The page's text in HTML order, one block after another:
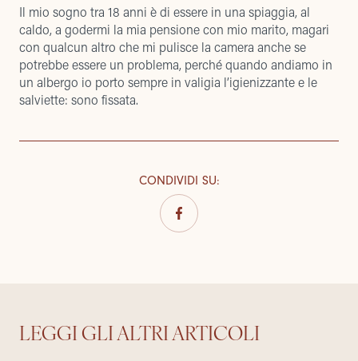
Il mio sogno tra 18 anni è di essere in una spiaggia, al
caldo, a godermi la mia pensione con mio marito, magari
con qualcun altro che mi pulisce la camera anche se
potrebbe essere un problema, perché quando andiamo in
un albergo io porto sempre in valigia l’igienizzante e le
salviette: sono fissata.
CONDIVIDI SU:
LEGGI GLI ALTRI ARTICOLI